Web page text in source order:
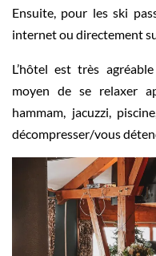
Ensuite, pour les ski
internet ou directement
L’hôtel est très
moyen de se relaxer
hammam, jacuzzi,
décompresser/vous